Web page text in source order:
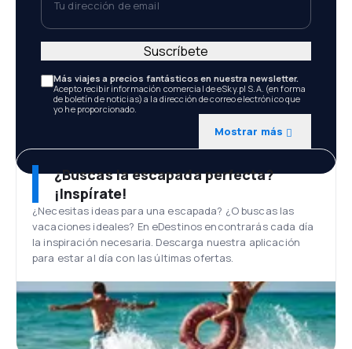
Más viajes a precios fantásticos en nuestra newsletter.
Acepto recibir información comercial de eSky.pl S.A. (en forma
de boletín de noticias) a la dirección de correo electrónico que
yo he proporcionado.
Mostrar más
Suscríbete
¿Buscas la escapada perfecta?
¡Inspírate!
¿Necesitas ideas para una escapada? ¿O buscas las
vacaciones ideales? En eDestinos encontrarás cada día
la inspiración necesaria. Descarga nuestra aplicación
para estar al día con las últimas ofertas.